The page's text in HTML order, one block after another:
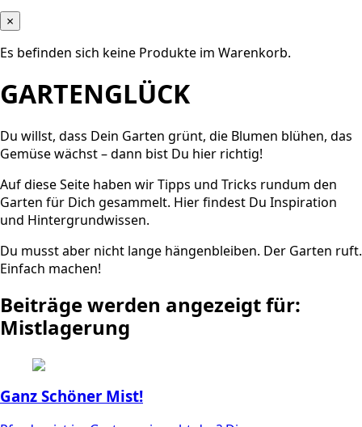
×
Es befinden sich keine Produkte im Warenkorb.
GARTENGLÜCK
Du willst, dass Dein Garten grünt, die Blumen blühen, das
Gemüse wächst – dann bist Du hier richtig!
Auf diese Seite haben wir Tipps und Tricks rundum den
Garten für Dich gesammelt. Hier findest Du Inspiration
und Hintergrundwissen.
Du musst aber nicht lange hängenbleiben. Der Garten ruft.
Einfach machen!
Beiträge werden angezeigt für:
Mistlagerung
Ganz Schöner Mist!